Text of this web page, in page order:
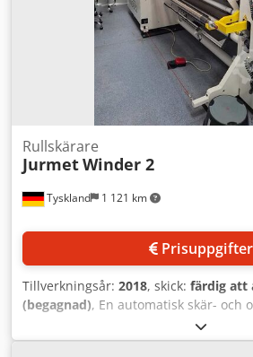
Anmärkningar: Inga ytterligare data
finns tillgängliga. Besiktning kan
överenskommelse. Vi tar inget ansvar
uppgifter eller eventuella
Tyskland 1 121 km
Rullskärare
JurmetWinder 2
Prisuppgifter
Tillverkningsår: 2018, skick: färdig att
(begagnad), En automatisk skär- och
(slitter-rewinder) från Jurmet finns
körsträcka: ca 8900 km, max